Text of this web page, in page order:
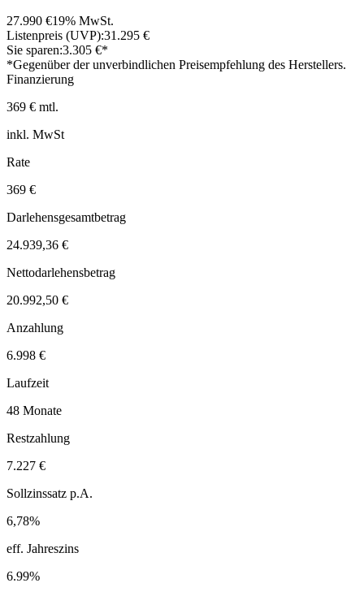
27.990 €19% MwSt.
Listenpreis (UVP):31.295 €
Sie sparen:3.305 €*
*Gegenüber der unverbindlichen Preisempfehlung des Herstellers.
Finanzierung
369 € mtl.
inkl. MwSt
Rate
369 €
Darlehensgesamtbetrag
24.939,36 €
Nettodarlehensbetrag
20.992,50 €
Anzahlung
6.998 €
Laufzeit
48 Monate
Restzahlung
7.227 €
Sollzinssatz p.A.
6,78%
eff. Jahreszins
6.99%